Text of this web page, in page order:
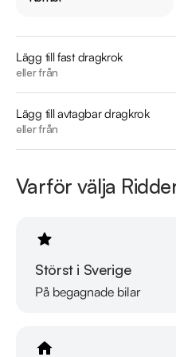
2020-04-01 - 947 mil
2021-08-12 - 2444 mil
2022-08-29 - 4001 mil
2024-01-26 - 6347 mil
2025-02-25 - 8034 mil
https://www.riddermarkbil.se/
• Reservera bilen direkt online
• Få mer info om utrustning
Därför ska du välja
* Erbjuder hemleverans i hela
Lägg till fast dragkrok
eller från
Lägg till avtagbar dragkrok
eller från
Varför välja
Störst i Sverige
På begagnade bilar